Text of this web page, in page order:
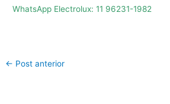
WhatsApp Electrolux: 11 96231-1982
← Post anterior